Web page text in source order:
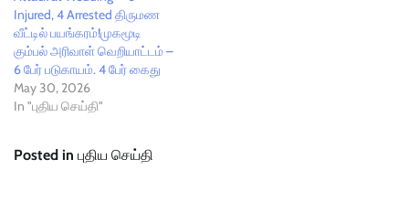
Injured, 4 Arrested திருமண
வீட்டில் பயங்கரம்!முகமூடி
கும்பல் அரிவாள் வெறியாட்டம் –
6 பேர் படுகாயம். 4 பேர் கைது
May 30, 2026
In "புதிய செய்தி"
Posted in புதிய செய்தி